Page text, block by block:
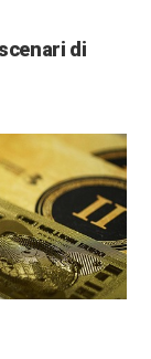
di